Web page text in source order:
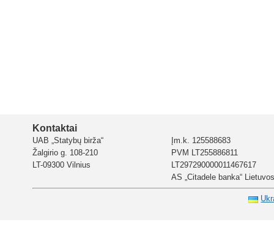
Kontaktai
UAB „Statybų birža“
Žalgirio g. 108-210
LT-09300 Vilnius
Įm.k. 125588683
PVM LT255886811
LT297290000011467617
AS „Citadele banka“